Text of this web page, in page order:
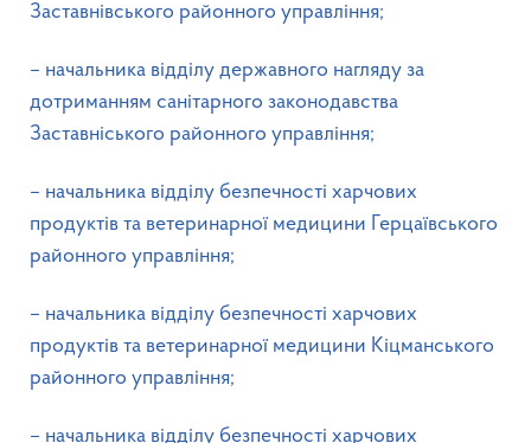
Заставнівського районного управління;
– начальника відділу державного нагляду за
дотриманням санітарного законодавства
Заставніського районного управління;
– начальника відділу безпечності харчових
продуктів та ветеринарної медицини Герцаївського
районного управління;
– начальника відділу безпечності харчових
продуктів та ветеринарної медицини Кіцманського
районного управління;
– начальника відділу безпечності харчових